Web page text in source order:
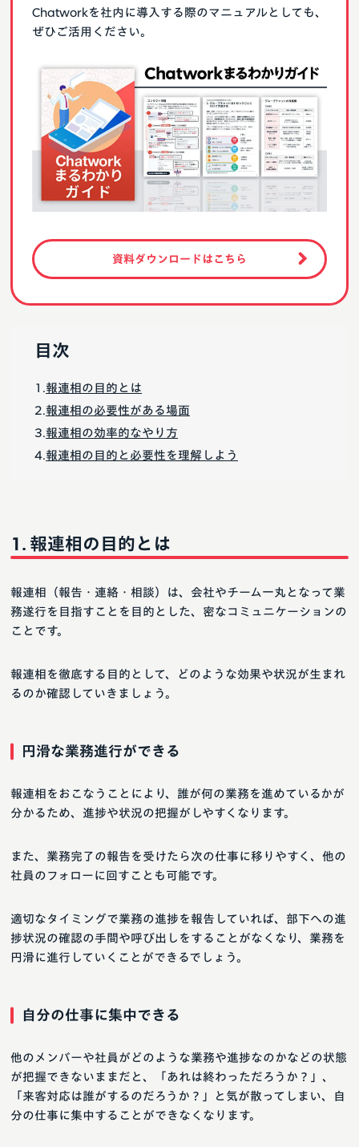
Chatworkを社内に導入する際のマニュアルとしても、
ぜひご活用ください。
資料ダウンロードはこちら
目次
報連相の目的とは
報連相の必要性がある場面
報連相の効率的なやり方
報連相の目的と必要性を理解しよう
報連相の目的とは
報連相（報告・連絡・相談）は、会社やチーム一丸となって業
務遂行を目指すことを目的とした、密なコミュニケーションの
ことです。
報連相を徹底する目的として、どのような効果や状況が生まれ
るのか確認していきましょう。
円滑な業務進行ができる
報連相をおこなうことにより、誰が何の業務を進めているかが
分かるため、進捗や状況の把握がしやすくなります。
また、業務完了の報告を受けたら次の仕事に移りやすく、他の
社員のフォローに回すことも可能です。
適切なタイミングで業務の進捗を報告していれば、部下への進
捗状況の確認の手間や呼び出しをすることがなくなり、業務を
円滑に進行していくことができるでしょう。
自分の仕事に集中できる
他のメンバーや社員がどのような業務や進捗なのかなどの状態
が把握できないままだと、「あれは終わっただろうか？」、
「来客対応は誰がするのだろうか？」と気が散ってしまい、自
分の仕事に集中することができなくなります。